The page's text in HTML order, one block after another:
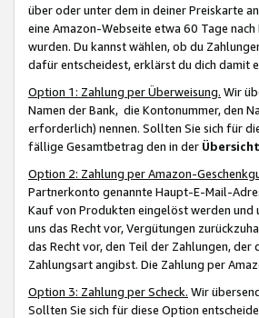
über oder unter dem in deiner Preiskarte
eine Amazon-Webseite etwa 60 Tage
wurden. Du kannst wählen, ob du
dafür entscheidest, erklärst du dich damit
Option 1: Zahlung per Überweisung. Wir
Namen der Bank, die Kontonummer, den
erforderlich) nennen. Sollten Sie sich für
fällige Gesamtbetrag den in der
Option 2: Zahlung per Amazon-
Partnerkonto genannte Haupt-E-Mail-
Kauf von Produkten eingelöst werden und
uns das Recht vor, Vergütungen
das Recht vor, den Teil der Zahlungen,
Zahlungsart angibst. Die Zahlung per
Option 3: Zahlung per Scheck. Wir
Sollten Sie sich für diese Option